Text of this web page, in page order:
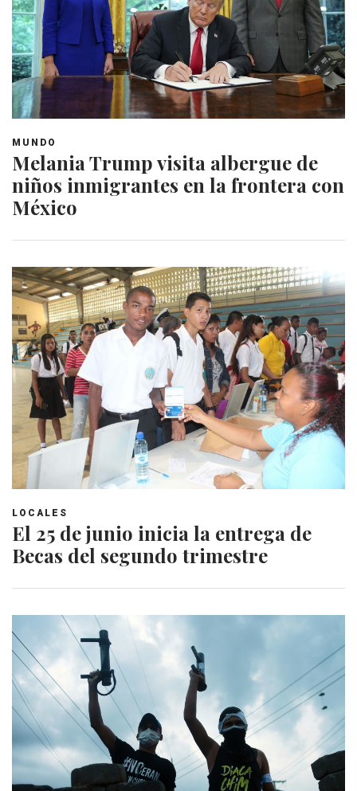
MUNDO
Melania Trump visita albergue de
niños inmigrantes en la frontera con
México
LOCALES
El 25 de junio inicia la entrega de
Becas del segundo trimestre